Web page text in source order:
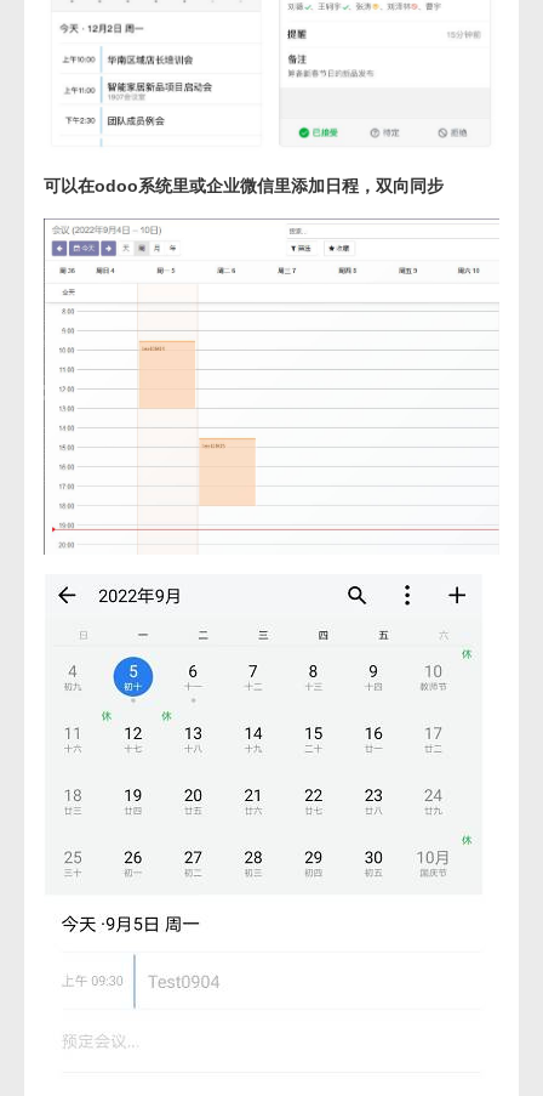
可以在odoo系统里或企业微信里添加日程，双向同步